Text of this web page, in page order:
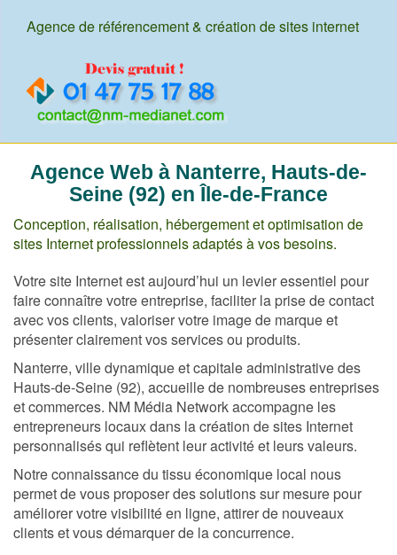
Agence de référencement & création de sites internet
Agence Web à Nanterre, Hauts-de-
Seine (92) en Île-de-France
Conception, réalisation, hébergement et optimisation de
sites Internet professionnels adaptés à vos besoins.
Votre site Internet est aujourd’hui un levier essentiel pour
faire connaître votre entreprise, faciliter la prise de contact
avec vos clients, valoriser votre image de marque et
présenter clairement vos services ou produits.
Nanterre, ville dynamique et capitale administrative des
Hauts-de-Seine (92), accueille de nombreuses entreprises
et commerces. NM Média Network accompagne les
entrepreneurs locaux dans la création de sites Internet
personnalisés qui reflètent leur activité et leurs valeurs.
Notre connaissance du tissu économique local nous
permet de vous proposer des solutions sur mesure pour
améliorer votre visibilité en ligne, attirer de nouveaux
clients et vous démarquer de la concurrence.